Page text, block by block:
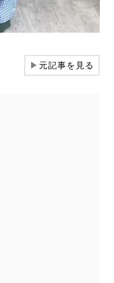
▶元記事を見る